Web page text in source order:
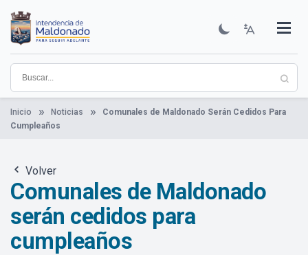
contenido
principal
Institucional
Municipios
Descubre Maldonado
Comunicación
Servicios
Guía De Trámites
Ver Noticias
Inicio Noticias
Comunales de Maldonado Serán Cedidos Para
Cumpleaños
Volver
Comunales de Maldonado
serán cedidos para
cumpleaños